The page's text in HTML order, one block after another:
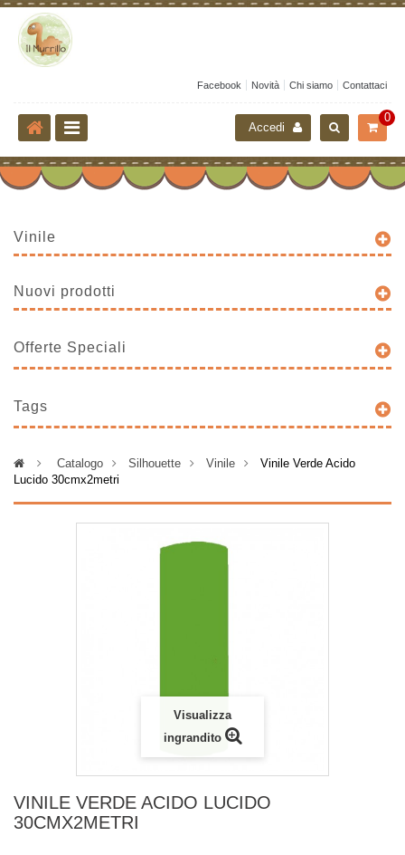
Facebook Novità Chi siamo Contattaci
0
Accedi
Vinile
Nuovi prodotti
Offerte Speciali
Tags
> Catalogo > Silhouette > Vinile >
Vinile Verde Acido
Lucido 30cmx2metri
Visualizza
ingrandito
VINILE VERDE ACIDO LUCIDO
30CMX2METRI